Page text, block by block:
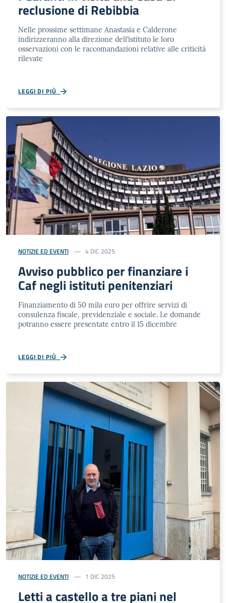
reclusione di Rebibbia
Nelle prossime settimane Anastasìa e Calderone
indirizzeranno alla direzione dell’istituto le loro
osservazioni con le raccomandazioni relative alle criticità
rilevate
LEGGI DI PIÙ
NOTIZIE ED EVENTI 4 DIC 2025
Avviso pubblico per finanziare i
Caf negli istituti penitenziari
Finanziamento di 50 mila euro per offrire servizi di
consulenza fiscale, previdenziale e sociale. Le domande
potranno essere presentate entro il 15 dicembre
LEGGI DI PIÙ
NOTIZIE ED EVENTI 1 DIC 2025
Letti a castello a tre piani nel